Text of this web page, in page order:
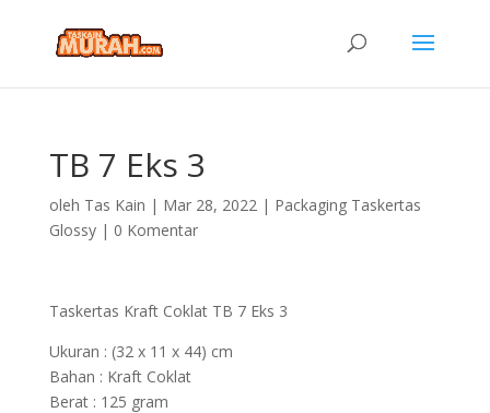
TB 7 Eks 3
oleh Tas Kain | Mar 28, 2022| Packaging Taskertas
Glossy| 0 Komentar
Taskertas Kraft Coklat TB 7 Eks 3
Ukuran : (32 x 11 x 44) cm
Bahan : Kraft Coklat
Berat : 125 gram